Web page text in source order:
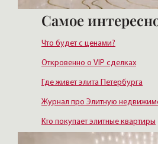
Самое
Что будет с ценами?
Откровенно о VIP сделках
Где живет элита Петербурга
Журнал про Элитную
Кто покупает элитные квартиры